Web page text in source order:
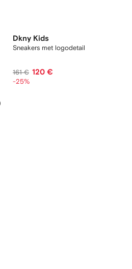
Dkny Kids
Sneakers met logodetail
161 € 120 €
-25%